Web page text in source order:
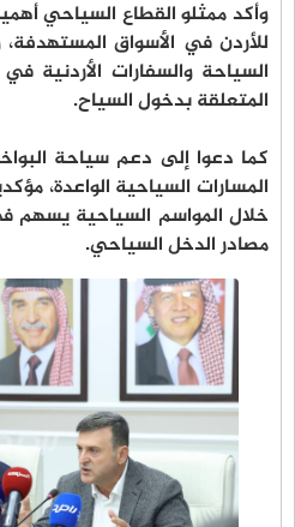
وأكد ممثلو القطاع السياحي
للأردن في الأسواق
السياحة والسفارات الأردنية
المتعلقة بدخول السياح.
كما دعوا إلى دعم سياحة
المسارات السياحية الواعدة،
خلال المواسم السياحية يسهم في
مصادر الدخل السياحي.